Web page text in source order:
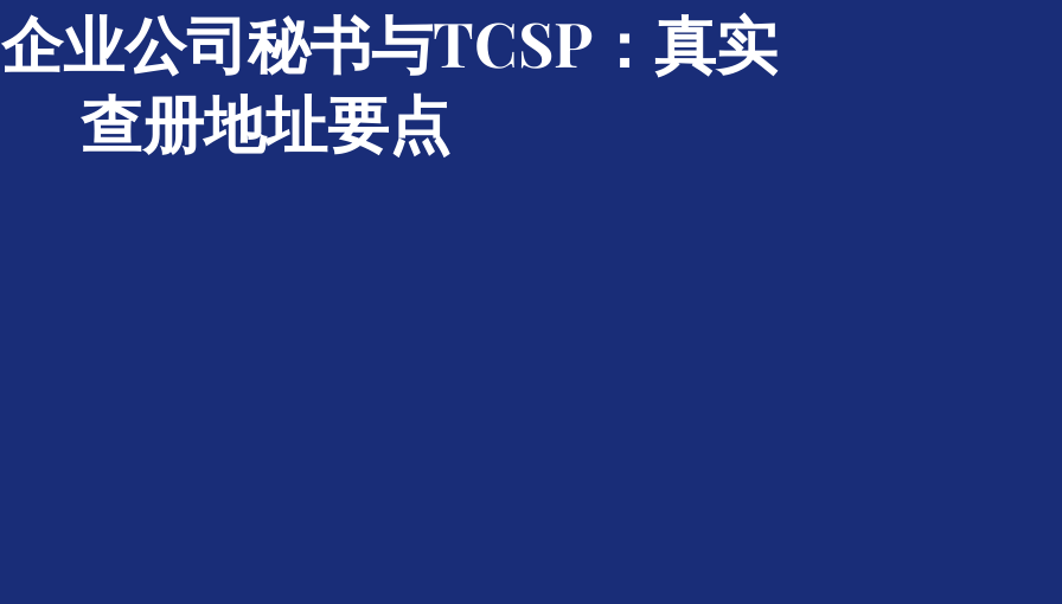
业公司秘书与TCSP：真实
查册地址要点